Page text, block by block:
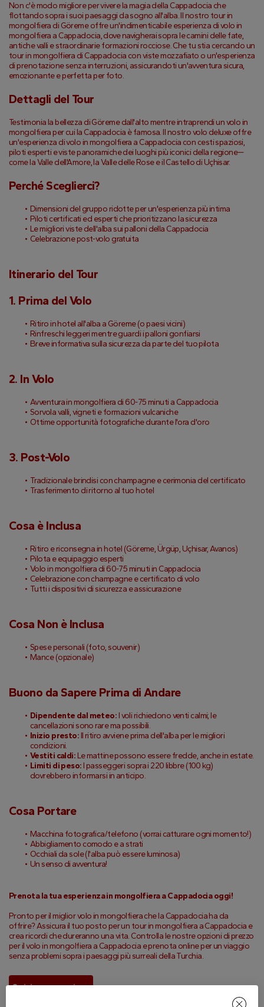
Non c'è modo migliore per vivere la magia della Cappadocia che
flottando sopra i suoi paesaggi da sogno all'alba. Il nostro tour in
mongolfiera di Göreme offre un'indimenticabile esperienza di volo in
mongolfiera a Cappadocia, dove navigherai sopra le camini delle fate,
antiche valli e straordinarie formazioni rocciose. Che tu stia cercando un
tour in mongolfiera di Cappadocia con viste mozzafiato o un'esperienza
di prenotazione senza interruzioni, assicurandoti un'avventura sicura,
emozionante e perfetta per foto.
Dettagli del Tour
Testimonia la bellezza di Göreme dall'alto mentre intraprendi un volo in
mongolfiera per cui la Cappadocia è famosa. Il nostro volo deluxe offre
un'esperienza di volo in mongolfiera a Cappadocia con cesti spaziosi,
piloti esperti e viste panoramiche dei luoghi più iconici della regione—
come la Valle dell'Amore, la Valle delle Rose e il Castello di Uçhisar.
Perché Sceglierci?
Dimensioni del gruppo ridotte per un'esperienza più intima
Piloti certificati ed esperti che prioritizzano la sicurezza
Le migliori viste dell'alba sui palloni della Cappadocia
Celebrazione post-volo gratuita
Itinerario del Tour
1. Prima del Volo
Ritiro in hotel all'alba a Göreme (o paesi vicini)
Rinfreschi leggeri mentre guardi i palloni gonfiarsi
Breve informativa sulla sicurezza da parte del tuo pilota
2. In Volo
Avventura in mongolfiera di 60-75 minuti a Cappadocia
Sorvola valli, vigneti e formazioni vulcaniche
Ottime opportunità fotografiche durante l'ora d'oro
3. Post-Volo
Tradizionale brindisi con champagne e cerimonia del certificato
Trasferimento di ritorno al tuo hotel
Cosa è Inclusa
Ritiro e riconsegna in hotel (Göreme, Ürgüp, Uçhisar, Avanos)
Pilota e equipaggio esperti
Volo in mongolfiera di 60-75 minuti in Cappadocia
Celebrazione con champagne e certificato di volo
Tutti i dispositivi di sicurezza e assicurazione
Cosa Non è Inclusa
Spese personali (foto, souvenir)
Mance (opzionale)
Buono da Sapere Prima di Andare
Dipendente dal meteo: I voli richiedono venti calmi; le
cancellazioni sono rare ma possibili.
Inizio presto: Il ritiro avviene prima dell'alba per le migliori
condizioni.
Vestiti caldi: Le mattine possono essere fredde, anche in estate.
Limiti di peso: I passeggeri sopra i 220 libbre (100 kg)
dovrebbero informarsi in anticipo.
Cosa Portare
Macchina fotografica/telefono (vorrai catturare ogni momento!)
Abbigliamento comodo e a strati
Occhiali da sole (l'alba può essere luminosa)
Un senso di avventura!
Prenota la tua esperienza in mongolfiera a Cappadocia oggi!
Pronto per il miglior volo in mongolfiera che la Cappadocia ha da
offrire? Assicura il tuo posto per un tour in mongolfiera a Cappadocia e
crea ricordi che dureranno una vita. Controlla le nostre opzioni di prezzo
per il volo in mongolfiera a Cappadocia e prenota online per un viaggio
senza problemi sopra i paesaggi più surreali della Turchia.
Scrivi una recensione